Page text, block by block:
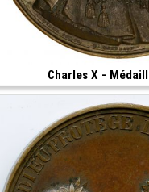
Charles X -
(1825 • 57.66 g • 51 mm)